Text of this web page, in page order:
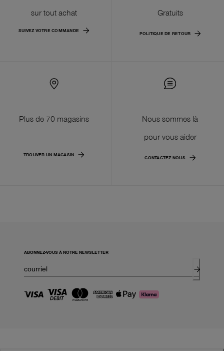
sur tout achat
SUIVEZ VOTRE COMMANDE
Gratuits
POLITIQUE DE RETOUR
Plus de 70 magasins
TROUVER UN MAGASIN
Nous sommes là
pour vous aider
CONTACTEZ-NOUS
ABONNEZ-VOUS À NOTRE NEWSLETTER